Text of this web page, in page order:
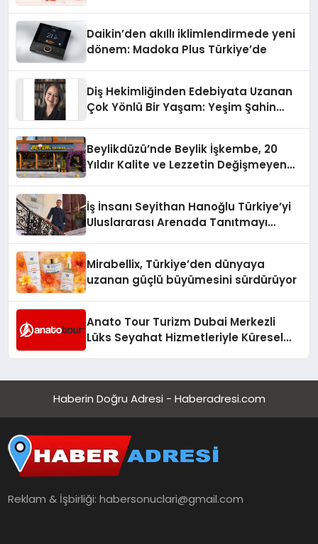
Daikin’den akıllı iklimlendirmede yeni
dönem: Madoka Plus Türkiye’de
Diş Hekimliğinden Edebiyata Uzanan
Çok Yönlü Bir Yaşam: Yeşim Şahin
Beylikdüzü’nde Beylik İşkembe, 20
Yıldır Kalite ve Lezzetin Değişmeyen
İş İnsanı Seyithan Hanoğlu Türkiye’yi
Uluslararası Arenada Tanıtmayı
Mirabellix, Türkiye’den dünyaya
uzanan güçlü büyümesini sürdürüyor
Anato Tour Turizm Dubai Merkezli
Lüks Seyahat Hizmetleriyle Küresel
Haberin Doğru Adresi - Haberadresi.com
Reklam & İşbirliği:habersonuclari@gmail.com